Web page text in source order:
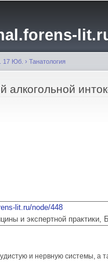
17 Юб. › Танатология
алкогольной
lit.ru/node/448
и экспертной практики,
и нервную системы, а